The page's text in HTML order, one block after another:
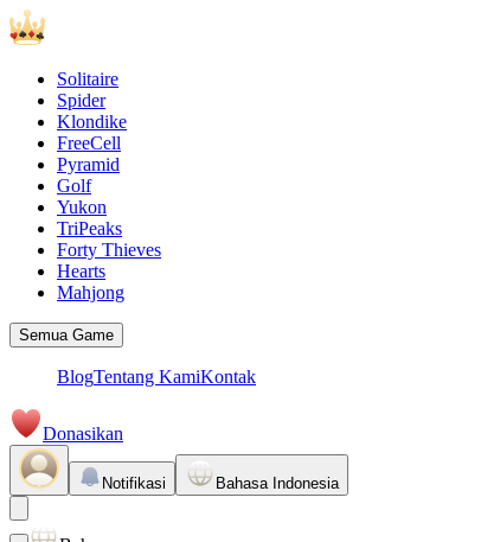
Solitaire
Spider
Klondike
FreeCell
Pyramid
Golf
Yukon
TriPeaks
Forty Thieves
Hearts
Mahjong
Semua Game
BlogTentang KamiKontak
Donasikan
Notifikasi Bahasa Indonesia